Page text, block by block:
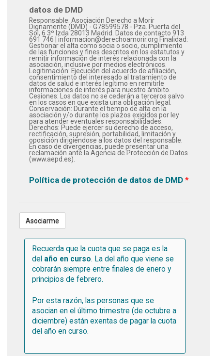
datos de DMD
Responsable: Asociación Derecho a Morir
Dignamente (DMD) - G78599578 - Pza. Puerta del
Sol, 6 3º Izda 28013 Madrid. Datos de contacto 913
691 746 | informacion@derechoamorir.org Finalidad:
Gestionar el alta como socia o socio, cumplimiento
de las funciones y fines descritos en los estatutos y
remitir información de interés relacionada con la
asociación, inclusive por medios electrónicos.
Legitimación: Ejecución del acuerdo de afiliación,
consentimiento del interesado al tratamiento de
datos de salud e interés legítimo en remitirle
informaciones de interés para nuestro ámbito.
Cesiones: Los datos no se cederán a terceros salvo
en los casos en que exista una obligación legal.
Conservación: Durante el tiempo de alta en la
asociación y/o durante los plazos exigidos por ley
para atender eventuales responsabilidades.
Derechos: Puede ejercer su derecho de acceso,
rectificación, supresión, portabilidad, limitación y
oposición dirigiéndose a los datos del responsable.
En caso de divergencias, puede presentar una
reclamación ante la Agencia de Protección de Datos
(www.aepd.es).
Política de protección de datos de DMD *
Recuerda que la cuota que se paga es la
del año en curso. La del año que viene se
cobrarán siempre entre finales de enero y
principios de febrero.
Por esta razón, las personas que se
asocian en el último trimestre (de octubre a
diciembre) están exentas de pagar la cuota
del año en curso.